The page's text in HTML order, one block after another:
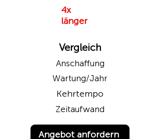
4x
länger
Vergleich
Anschaffung
Wartung/Jahr
Kehrtempo
Zeitaufwand
Angebot anfordern